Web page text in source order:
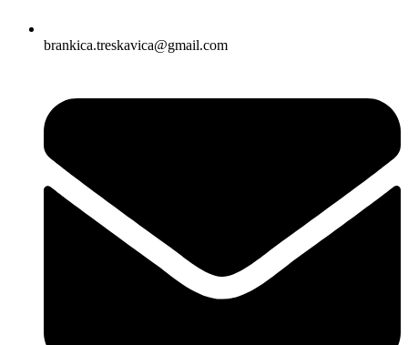
brankica.treskavica@gmail.com